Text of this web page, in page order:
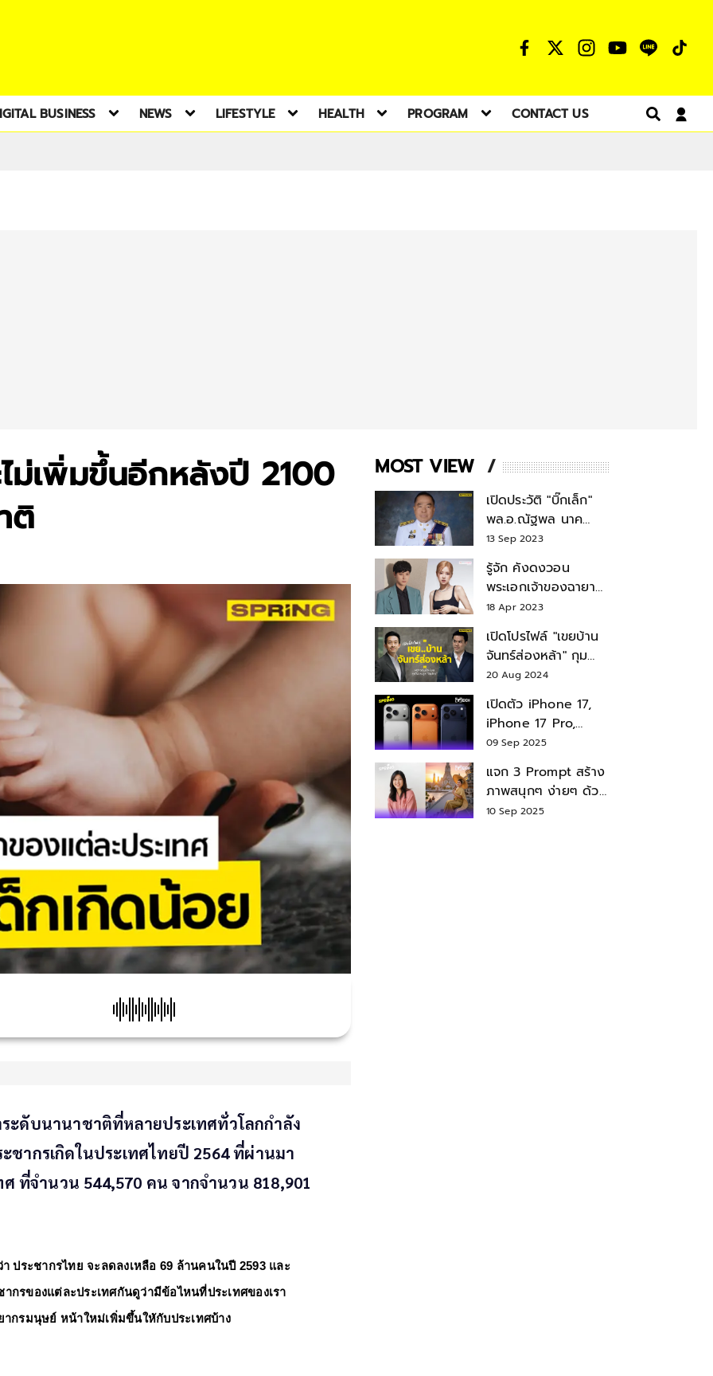
BUSINESS NEWS LIFESTYLE HEALTH PROGRAM CONTACT US
ม่เพิ่มขึ้นอีกหลังปี 2100
ติ
ะดับนานาชาติที่หลายประเทศทั่วโลกกำลัง
ากรเกิดในประเทศไทยปี 2564 ที่ผ่านมา
ที่จำนวน 544,570 คน จากจำนวน 818,901
า ประชากรไทย จะลดลงเหลือ 69 ล้านคนในปี 2593 และ
กรของแต่ละประเทศกันดูว่ามีข้อไหนที่ประเทศของเรา
ากรมนุษย์ หน้าใหม่เพิ่มขึ้นใหักับประเทศบ้าง
MOST VIEW
เปิดประวัติ "บิ๊กเล็ก"
พล.อ.ณัฐพล นาค
พาณิชย์ จากเลขาฯ
สมช.-เลขาฯ
รมว.กลาโหม
13 Sep 2023
รู้จัก คังดงวอน
พระเอกเจ้าของฉายา
สมบัติแห่งชาติ หลังมี
18 Apr 2023
เปิดโปรไฟล์ "เขยบ้าน
จันทร์ส่องหล้า" กุม
บังเหียนธุรกิจตระกูล
"ชินวัตร"
20 Aug 2024
เปิดตัว iPhone 17,
iPhone 17 Pro,
iPhone 17 Air สเปค
09 Sep 2025
แจก 3 Prompt สร้าง
ภาพสนุกๆ ง่ายๆ ด้วย
Nano Banana ใน
10 Sep 2025